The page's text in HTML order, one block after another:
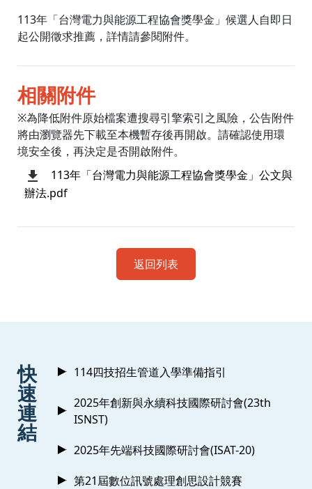
113年「台灣電力與能源工程協會獎學金」候選人自即日
起公開徵求推薦，詳情請參閱附件。
相關附件
※為降低附件原始檔案遭搜尋引擎索引之風險，公告附件
將由瀏覽器先下載至本機暫存後再開啟。請確認使用環
境安全後，再決定是否開啟附件。
113年「台灣電力與能源工程協會獎學金」公文與
辦法.pdf
返回列表
快
速
連
結
114四技招生管道入學準備指引
2025年創新與永續科技國際研討會(23th
ISNST)
2025年先端科技國際研討會(ISAT-20)
第21屆數位訊號處理創思設計競賽